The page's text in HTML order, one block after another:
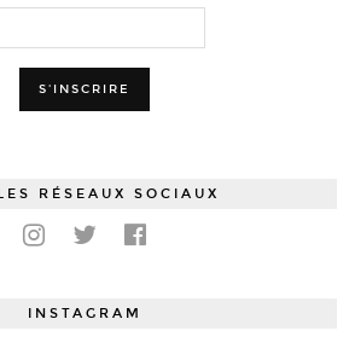
RÉSEAUX SOCIAUX
INSTAGRAM